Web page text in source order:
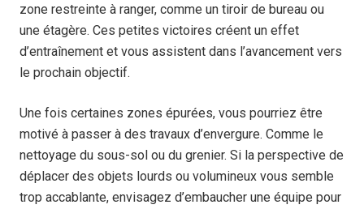
zone restreinte à ranger, comme un tiroir de bureau ou
une étagère. Ces petites victoires créent un effet
d’entraînement et vous assistent dans l’avancement vers
le prochain objectif.
Une fois certaines zones épurées, vous pourriez être
motivé à passer à des travaux d’envergure. Comme le
nettoyage du sous-sol ou du grenier. Si la perspective de
déplacer des objets lourds ou volumineux vous semble
trop accablante, envisagez d’embaucher une équipe pour